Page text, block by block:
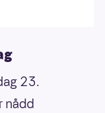
23.
nådd